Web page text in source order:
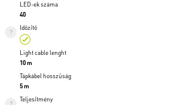
LED-ek száma
40
Időzítő
Light cable lenght
10 m
Tápkábel hosszúság
5 m
Teljesítmény